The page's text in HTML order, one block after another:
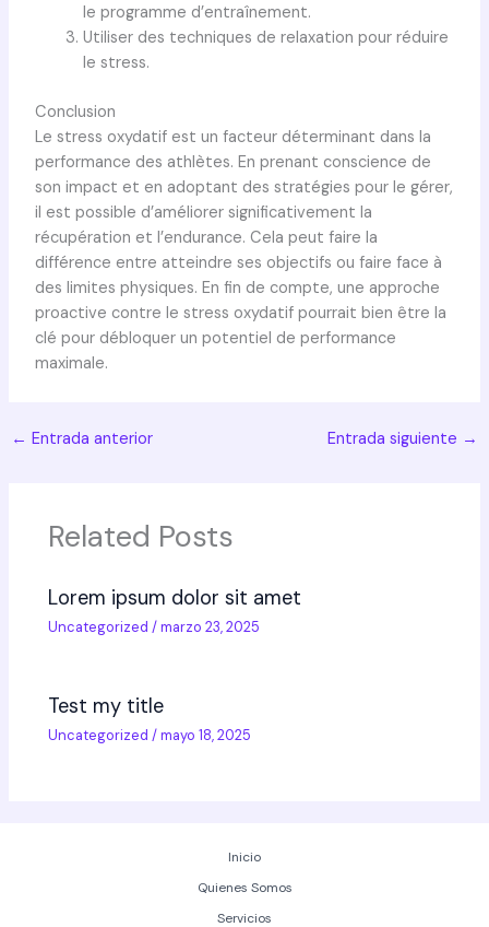
le programme d’entraînement.
Utiliser des techniques de relaxation pour réduire
le stress.
Conclusion
Le stress oxydatif est un facteur déterminant dans la
performance des athlètes. En prenant conscience de
son impact et en adoptant des stratégies pour le gérer,
il est possible d’améliorer significativement la
récupération et l’endurance. Cela peut faire la
différence entre atteindre ses objectifs ou faire face à
des limites physiques. En fin de compte, une approche
proactive contre le stress oxydatif pourrait bien être la
clé pour débloquer un potentiel de performance
maximale.
← Entrada anterior Entrada siguiente →
Related Posts
Lorem ipsum dolor sit amet
Uncategorized /marzo 23, 2025
Test my title
Uncategorized /mayo 18, 2025
Inicio
Quienes Somos
Servicios